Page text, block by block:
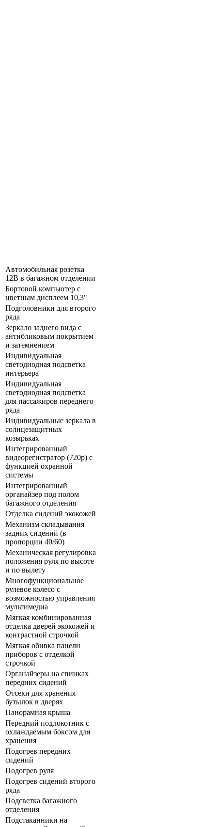
Автомобильная розетка
12В в багажном отделении
Бортовой компьютер с
цветным дисплеем 10,3"
Подголовники для второго
ряда
Зеркало заднего вида с
антибликовым покрытием
и затемнением
Индивидуальная
светодиодная подсветка
интерьера
Индивидуальная
светодиодная подсветка
для пассажиров переднего
ряда
Индивидуальные зеркала в
солнцезащитных
козырьках
Интегрированный
видеорегистратор (720p) с
функцией охранной
системы
Интегрированный
органайзер под полом
багажного отделения
Отделка сидений экокожей
Механизм складывания
задних сидений (в
пропорции 40/60)
Механическая регулировка
положения руля по высоте
и по вылету
Многофункциональное
рулевое колесо с
возможностью управления
мультимедиа
Мягкая комбинированная
отделка дверей экокожей и
контрастной строчкой
Мягкая обивка панели
приборов с отделкой
строчкой
Органайзеры на спинках
передних сидений
Отсеки для хранения
бутылок в дверях
Панорамная крыша
Передний подлокотник с
охлаждаемым боксом для
хранения
Подогрев передних
сидений
Подогрев руля
Подогрев сидений второго
ряда
Подсветка багажного
отделения
Подстаканники на